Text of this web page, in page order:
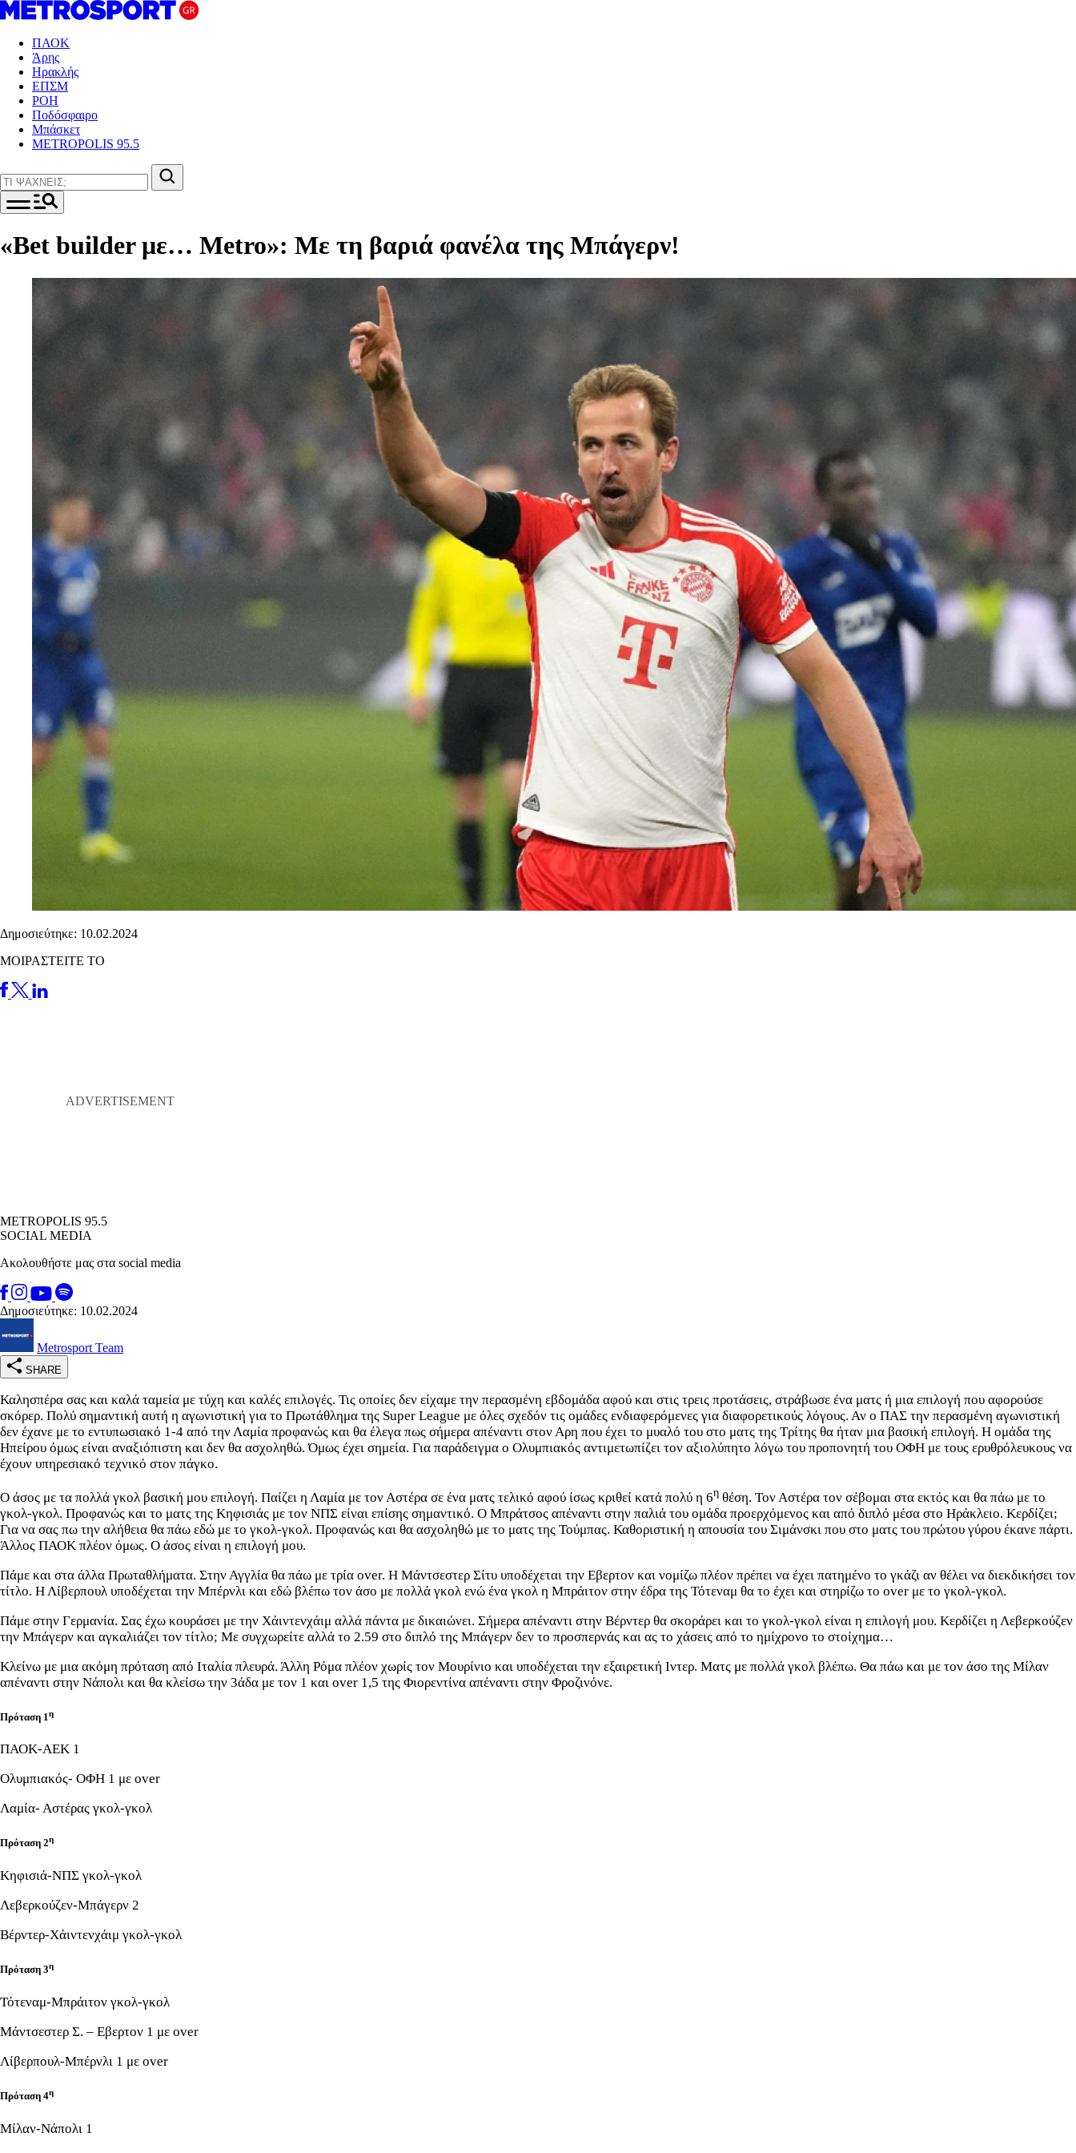
ΠΑΟΚ
Άρης
Ηρακλής
ΕΠΣΜ
ΡΟΗ
Ποδόσφαιρο
Μπάσκετ
METROPOLIS 95.5
«Βet builder με… Metro»: Mε τη βαριά φανέλα της Μπάγερν!
Δημοσιεύτηκε: 10.02.2024
ΜΟΙΡΑΣΤΕΙΤΕ ΤΟ
METROPOLIS 95.5
SOCIAL MEDIA
Ακολουθήστε μας στα social media
Δημοσιεύτηκε: 10.02.2024
Metrosport Team
SHARE
Καλησπέρα σας και καλά ταμεία με τύχη και καλές επιλογές. Τις οποίες δεν είχαμε την περασμένη εβδομάδα αφού και στις τρεις προτάσεις, στράβωσε ένα ματς ή μια επιλογή που αφορούσε
σκόρερ. Πολύ σημαντική αυτή η αγωνιστική για το Πρωτάθλημα της Super League με όλες σχεδόν τις ομάδες ενδιαφερόμενες για διαφορετικούς λόγους. Αν ο ΠΑΣ την περασμένη αγωνιστική
δεν έχανε με το εντυπωσιακό 1-4 από την Λαμία προφανώς και θα έλεγα πως σήμερα απέναντι στον Αρη που έχει το μυαλό του στο ματς της Τρίτης θα ήταν μια βασική επιλογή. Η ομάδα της
Ηπείρου όμως είναι αναξιόπιστη και δεν θα ασχοληθώ. Όμως έχει σημεία. Για παράδειγμα ο Ολυμπιακός αντιμετωπίζει τον αξιολύπητο λόγω του προπονητή του ΟΦΗ με τους ερυθρόλευκους να
έχουν υπηρεσιακό τεχνικό στον πάγκο.
Ο άσος με τα πολλά γκολ βασική μου επιλογή. Παίζει η Λαμία με τον Αστέρα σε ένα ματς τελικό αφού ίσως κριθεί κατά πολύ η 6η θέση. Τον Αστέρα τον σέβομαι στα εκτός και θα πάω με το
γκολ-γκολ. Προφανώς και το ματς της Κηφισιάς με τον ΝΠΣ είναι επίσης σημαντικό. Ο Μπράτσος απέναντι στην παλιά του ομάδα προερχόμενος και από διπλό μέσα στο Ηράκλειο. Κερδίζει;
Για να σας πω την αλήθεια θα πάω εδώ με το γκολ-γκολ. Προφανώς και θα ασχοληθώ με το ματς της Τούμπας. Καθοριστική η απουσία του Σιμάνσκι που στο ματς του πρώτου γύρου έκανε πάρτι.
Άλλος ΠΑΟΚ πλέον όμως. Ο άσος είναι η επιλογή μου.
Πάμε και στα άλλα Πρωταθλήματα. Στην Αγγλία θα πάω με τρία over. Η Μάντσεστερ Σίτυ υποδέχεται την Εβερτον και νομίζω πλέον πρέπει να έχει πατημένο το γκάζι αν θέλει να διεκδικήσει τον
τίτλο. Η Λίβερπουλ υποδέχεται την Μπέρνλι και εδώ βλέπω τον άσο με πολλά γκολ ενώ ένα γκολ η Μπράιτον στην έδρα της Τότεναμ θα το έχει και στηρίζω το over με το γκολ-γκολ.
Πάμε στην Γερμανία. Σας έχω κουράσει με την Χάιντενχάιμ αλλά πάντα με δικαιώνει. Σήμερα απέναντι στην Βέρντερ θα σκοράρει και το γκολ-γκολ είναι η επιλογή μου. Κερδίζει η Λεβερκούζεν
την Μπάγερν και αγκαλιάζει τον τίτλο; Με συγχωρείτε αλλά το 2.59 στο διπλό της Μπάγερν δεν το προσπερνάς και ας το χάσεις από το ημίχρονο το στοίχημα…
Κλείνω με μια ακόμη πρόταση από Ιταλία πλευρά. Άλλη Ρόμα πλέον χωρίς τον Μουρίνιο και υποδέχεται την εξαιρετική Ιντερ. Ματς με πολλά γκολ βλέπω. Θα πάω και με τον άσο της Μίλαν
απέναντι στην Νάπολι και θα κλείσω την 3άδα με τον 1 και over 1,5 της Φιορεντίνα απέναντι στην Φροζινόνε.
Πρόταση 1η
ΠΑΟΚ-ΑΕΚ 1
Ολυμπιακός- ΟΦΗ 1 με over
Λαμία- Αστέρας γκολ-γκολ
Πρόταση 2η
Κηφισιά-ΝΠΣ γκολ-γκολ
Λεβερκούζεν-Μπάγερν 2
Βέρντερ-Χάιντενχάιμ γκολ-γκολ
Πρόταση 3η
Τότεναμ-Μπράιτον γκολ-γκολ
Μάντσεστερ Σ. – Eβερτον 1 με over
Λίβερπουλ-Μπέρνλι 1 με over
Πρόταση 4η
Μίλαν-Νάπολι 1